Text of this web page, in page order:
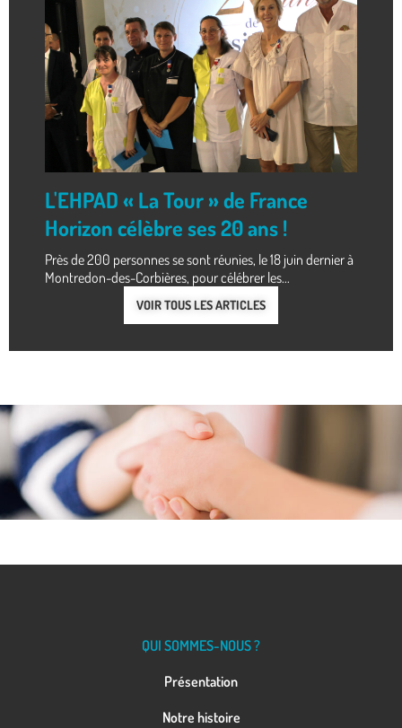
L'EHPAD « La Tour » de France
Horizon célèbre ses 20 ans !
Près de 200 personnes se sont réunies, le 18 juin dernier à
Montredon-des-Corbières, pour célébrer les...
VOIR TOUS LES ARTICLES
QUI SOMMES-NOUS ?
Présentation
Notre histoire